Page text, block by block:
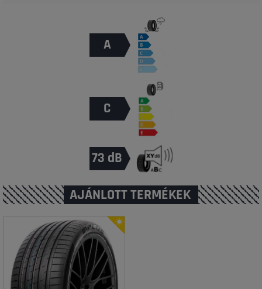
A
C
73 dB
AJÁNLOTT TERMÉKEK